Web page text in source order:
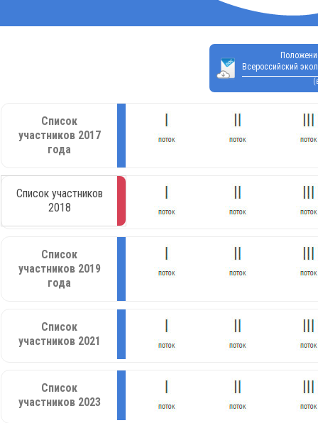
Всероссийский
Список
участников 2017
года
Список участников
2018
Список
участников 2019
года
Список
участников 2021
Список
участников 2023